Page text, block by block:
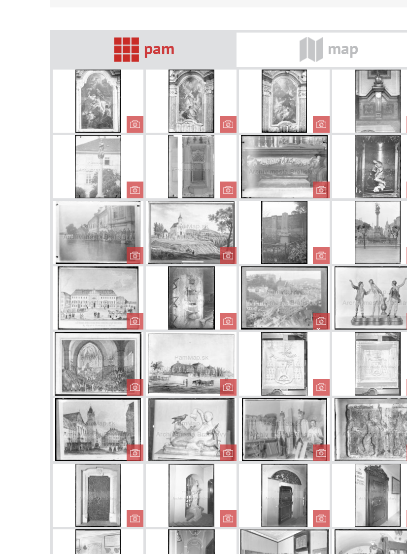
pam map
Kostol
Milosrdných
bratov - obraz...
Kostol
Milosrdných
bratov - obraz...
Kostol
Milosrdných
bratov - obraz...
Mariánsky stĺp na
Františkánskom
námestí
Dóm svätého
Martina
Kaplnka sv. Jána
Almužníka
Vydrica počas
záplav v roku
1895
Stará kaplnka na
Hlbokej ceste pri
Kalvárii
Hrobka rodu
Esterházy na
Ondrejskom...
Špitál sv.
Ladislava
Soška sv.
Ladislava
Židovská štvrť po
požiari v roku
1913
Korunovácia
Leopolda II.
Grassalkovichov
palác v 19.
storočí
Erb Pálffyovcov
Františkánske
námestie v 19.
storočí
Múzeum mesta
Bratislavy
Stolárska dielňa
v Starej radnici
Dvere v Starej
radnici
Sv. Ján
Nepomucký v
Dvere na chodbe
radnice